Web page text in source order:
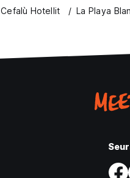
Cefalù Hotellit La Playa